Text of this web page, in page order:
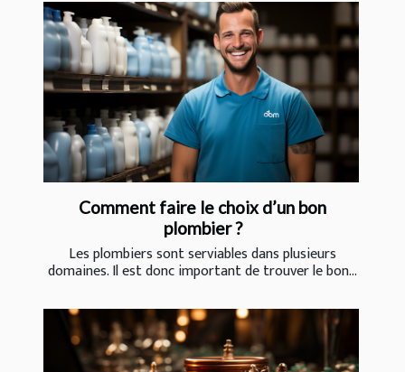
Comment faire le choix d’un bon
plombier ?
Les plombiers sont serviables dans plusieurs
domaines. Il est donc important de trouver le bon...